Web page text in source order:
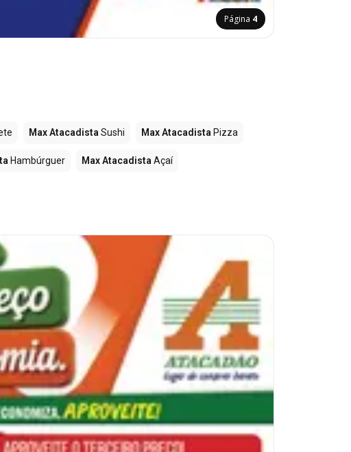
Página 4
Max Atacadista Sushi Max Atacadista Pizza
Hambúrguer Max Atacadista Açaí